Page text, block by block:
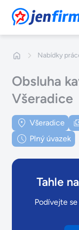
JenFirmy.cz
Nabídky
Obsluha
Všeradice
Všeradice
Plný úvazek
Tahle
Podívejte